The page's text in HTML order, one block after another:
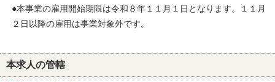
●本事業の雇用開始期限は令和８年１１月１日となります。１１月
２日以降の雇用は事業対象外です。
本求人の管轄